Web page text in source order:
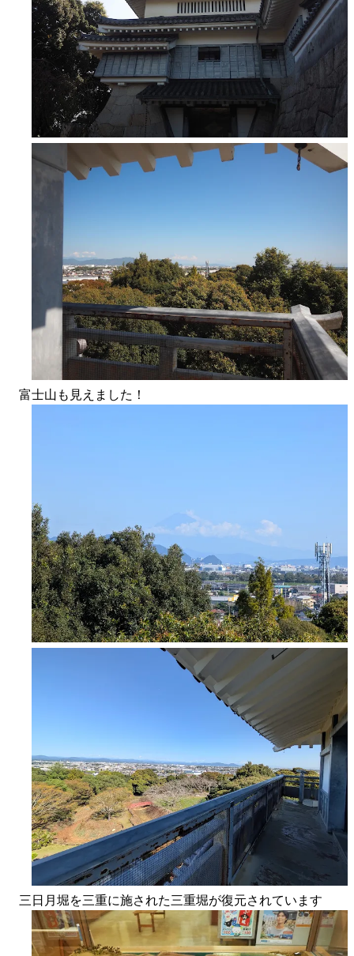
富士山も見えました！
三日月堀を三重に施された三重堀が復元されています